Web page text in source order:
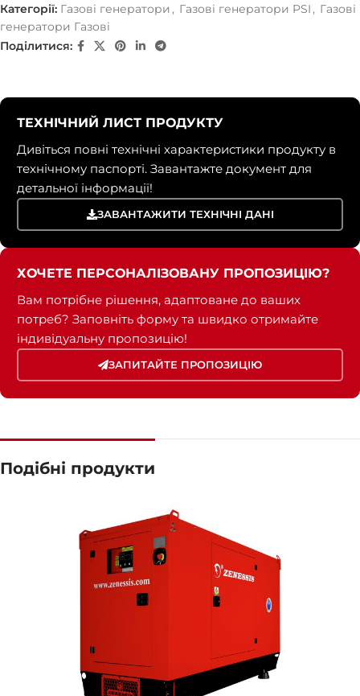
Категорії: Газові генератори , Газові генератори PSI , Газові
генератори Газові
Поділитися:
ТЕХНІЧНИЙ ЛИСТ ПРОДУКТУ
Дивіться повні технічні характеристики продукту в
технічному паспорті. Завантажте документ для
детальної інформації!
ЗАВАНТАЖИТИ ТЕХНІЧНІ ДАНІ
ХОЧЕТЕ ПЕРСОНАЛІЗОВАНУ ПРОПОЗИЦІЮ?
Вам потрібне рішення, адаптоване до ваших
потреб? Заповніть форму та швидко отримайте
індивідуальну пропозицію!
ЗАПИТАЙТЕ ПРОПОЗИЦІЮ
Подібні продукти